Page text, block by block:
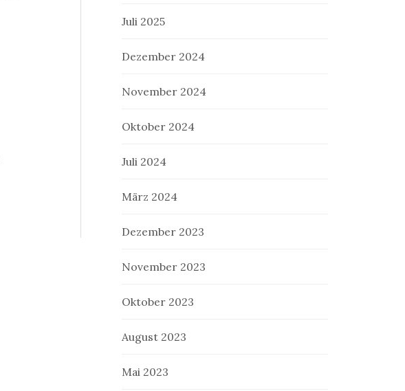
Juli 2025
Dezember 2024
November 2024
Oktober 2024
Juli 2024
März 2024
Dezember 2023
November 2023
Oktober 2023
August 2023
Mai 2023